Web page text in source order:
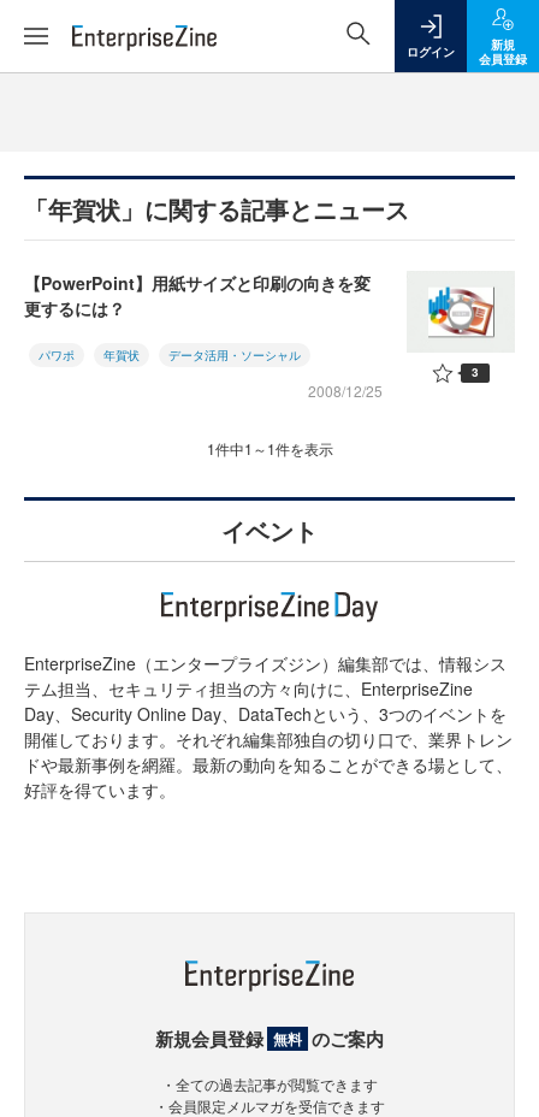
ログイン
新規
会員登録
「年賀状」に関する記事とニュース
【PowerPoint】用紙サイズと印刷の向きを変
更するには？
パワポ 年賀状 データ活用・ソーシャル
2008/12/25
3
1件中1～1件を表示
イベント
EnterpriseZine（エンタープライズジン）編集部では、情報シス
テム担当、セキュリティ担当の方々向けに、EnterpriseZine
Day、Security Online Day、DataTechという、3つのイベントを
開催しております。それぞれ編集部独自の切り口で、業界トレン
ドや最新事例を網羅。最新の動向を知ることができる場として、
好評を得ています。
新規会員登録 無料 のご案内
・全ての過去記事が閲覧できます
・会員限定メルマガを受信できます